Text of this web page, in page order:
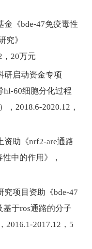
《bde-47免疫毒性
究》
，20万元
研启动资金专项
hl-60细胞分化过程
，2018.6-2020.12，
助《nrf2-are通路
中的作用》，
项目资助《bde-47
于ros通路的分子
2016.1-2017.12，5